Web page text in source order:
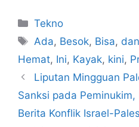
Kategori
Tekno
Tag
Ada, Besok, Bisa, dan
Hemat, Ini, Kayak, kini,
Liputan Mingguan
Sanksi pada Peminukim,
Berita Konflik Israel-